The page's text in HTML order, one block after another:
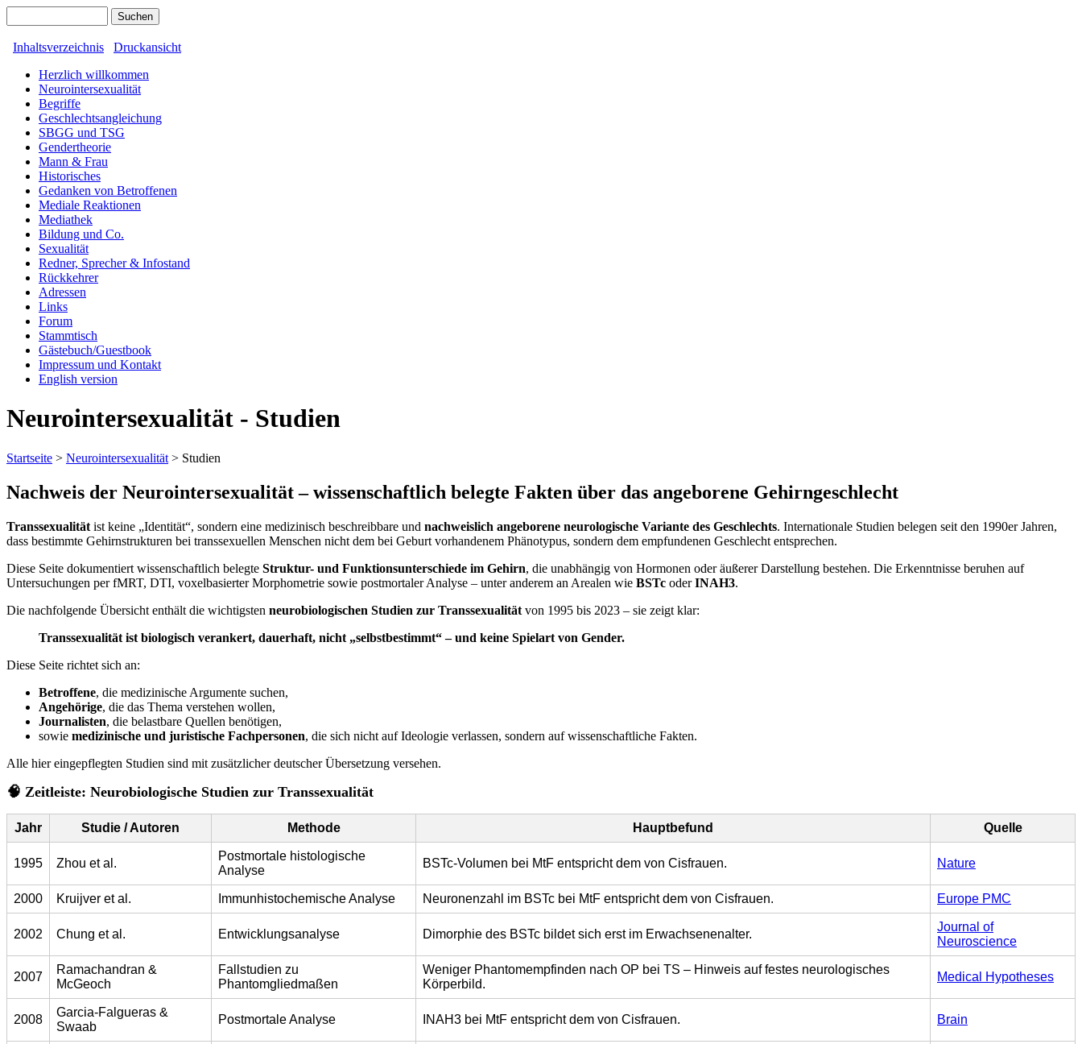
Inhaltsverzeichnis
Druckansicht
Herzlich willkommen
Neurointersexualität
Begriffe
Geschlechtsangleichung
SBGG und TSG
Gendertheorie
Mann & Frau
Historisches
Gedanken von Betroffenen
Mediale Reaktionen
Mediathek
Bildung und Co.
Sexualität
Redner, Sprecher & Infostand
Rückkehrer
Adressen
Links
Forum
Stammtisch
Gästebuch/Guestbook
Impressum und Kontakt
English version
Neurointersexualität - Studien
Startseite > Neurointersexualität > Studien
Nachweis der Neurointersexualität – wissenschaftlich belegte Fakten über das angeborene Gehirngeschlecht
Transsexualität ist keine „Identität“, sondern eine medizinisch beschreibbare und nachweislich angeborene neurologische Variante des Geschlechts. Internationale Studien belegen seit den 1990er Jahren,
dass bestimmte Gehirnstrukturen bei transsexuellen Menschen nicht dem bei Geburt vorhandenem Phänotypus, sondern dem empfundenen Geschlecht entsprechen.
Diese Seite dokumentiert wissenschaftlich belegte Struktur- und Funktionsunterschiede im Gehirn, die unabhängig von Hormonen oder äußerer Darstellung bestehen. Die Erkenntnisse beruhen auf
Untersuchungen per fMRT, DTI, voxelbasierter Morphometrie sowie postmortaler Analyse – unter anderem an Arealen wie BSTc oderINAH3.
Die nachfolgende Übersicht enthält die wichtigsten neurobiologischen Studien zur Transsexualität von 1995 bis 2023 – sie zeigt klar:
Transsexualität ist biologisch verankert, dauerhaft, nicht „selbstbestimmt“ – und keine Spielart von Gender.
Diese Seite richtet sich an:
Betroffene, die medizinische Argumente suchen,
Angehörige, die das Thema verstehen wollen,
Journalisten, die belastbare Quellen benötigen,
sowie medizinische und juristische Fachpersonen, die sich nicht auf Ideologie verlassen, sondern auf wissenschaftliche Fakten.
Alle hier eingepflegten Studien sind mit zusätzlicher deutscher Übersetzung versehen.
🧠 Zeitleiste: Neurobiologische Studien zur Transsexualität
Jahr Studie / Autoren Methode Hauptbefund Quelle
1995 Zhou et al.
Postmortale histologische
Analyse
BSTc-Volumen bei MtF entspricht dem von Cisfrauen. Nature
2000 Kruijver et al. Immunhistochemische Analyse Neuronenzahl im BSTc bei MtF entspricht dem von Cisfrauen. Europe PMC
2002 Chung et al. Entwicklungsanalyse Dimorphie des BSTc bildet sich erst im Erwachsenenalter.
Journal of
Neuroscience
2007
Ramachandran &
McGeoch
Fallstudien zu
Phantomgliedmaßen
Weniger Phantomempfinden nach OP bei TS – Hinweis auf festes neurologisches
Körperbild.
Medical Hypotheses
2008
Garcia-Falgueras &
Swaab
Postmortale Analyse INAH3 bei MtF entspricht dem von Cisfrauen. Brain